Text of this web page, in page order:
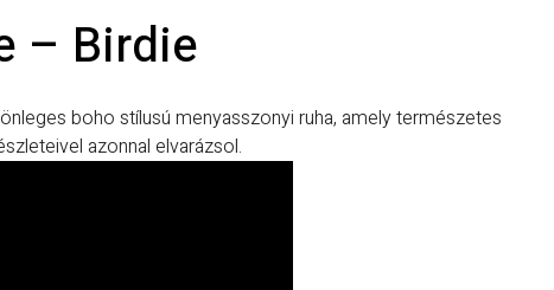
– Birdie
boho stílusú menyasszonyi ruha, amely természetes
azonnal elvarázsol.